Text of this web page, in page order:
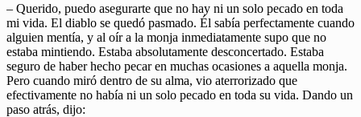
– Querido, puedo asegurarte que no hay ni un solo pecado en toda
mi vida. El diablo se quedó pasmado. Él sabía perfectamente cuando
alguien mentía, y al oír a la monja inmediatamente supo que no
estaba mintiendo. Estaba absolutamente desconcertado. Estaba
seguro de haber hecho pecar en muchas ocasiones a aquella monja.
Pero cuando miró dentro de su alma, vio aterrorizado que
efectivamente no había ni un solo pecado en toda su vida. Dando un
paso atrás, dijo: